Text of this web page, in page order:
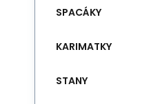
SPACÁKY
KARIMATKY
STANY